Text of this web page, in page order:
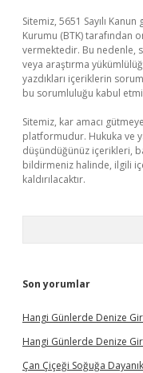
Sitemiz, 5651 Sayılı
Kurumu (BTK) tarafından
vermektedir. Bu nedenle,
veya araştırma
yazdıkları içeriklerin
bu sorumluluğu kabul
Sitemiz, kar amacı
platformudur. Hukuka ve
düşündüğünüz içerikleri,
bildirmeniz halinde, ilgili
kaldırılacaktır.
Son yorumlar
Hangi Günlerde Denize
Hangi Günlerde Denize
Çan Çiçeği Soğuğa